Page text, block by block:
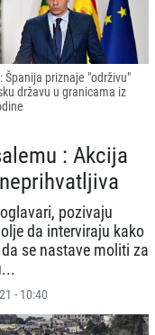
Španija priznaje "održivu"
državu u granicama iz
: Akcija
pozivaju
da interviraju kako
se nastave moliti za
- 10:40